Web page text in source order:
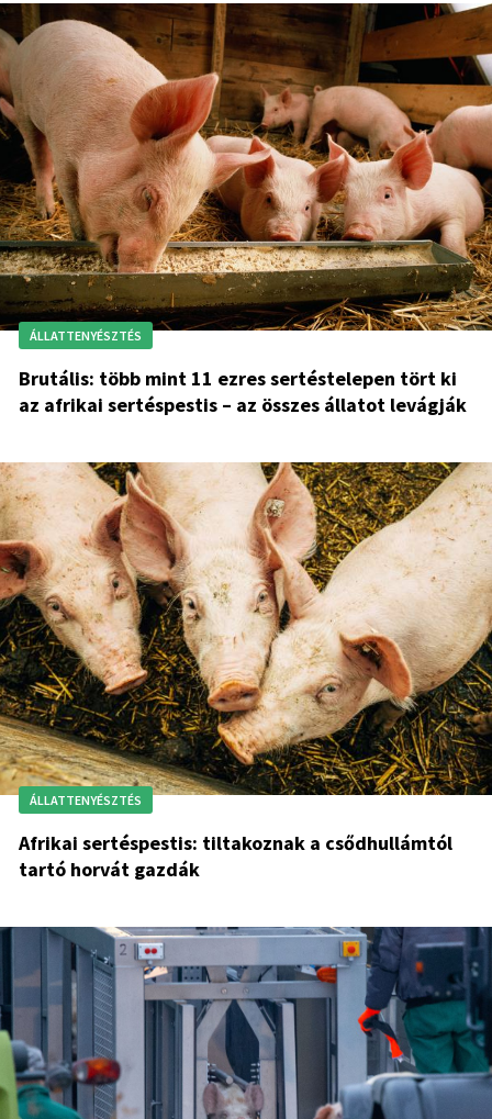
ÁLLATTENYÉSZTÉS
Brutális: több mint 11 ezres sertéstelepen tört ki
az afrikai sertéspestis – az összes állatot levágják
ÁLLATTENYÉSZTÉS
Afrikai sertéspestis: tiltakoznak a csődhullámtól
tartó horvát gazdák